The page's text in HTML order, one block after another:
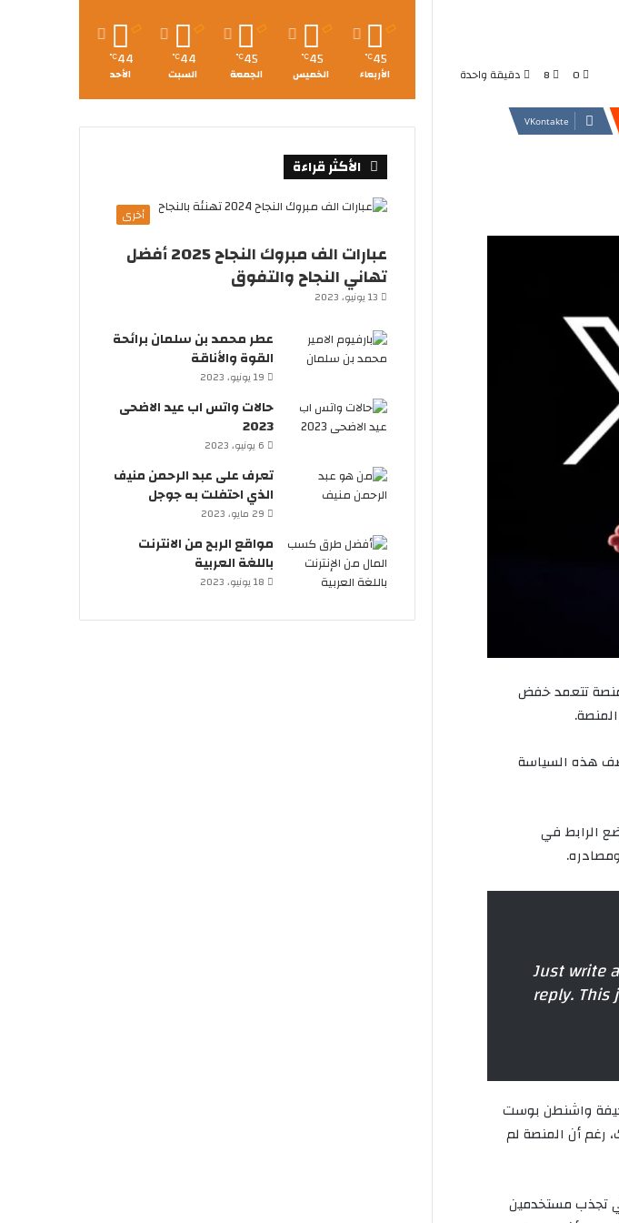
0
8 دقيقة واحدة
تتعمد خفض
هذه السياسة
الرابط في
Just write
reply.
واشنطن بوست
رغم أن المنصة لم
تجذب مستخدمين
45
℃
الأربعاء
45
℃
الخميس
45
℃
الجمعة
44
℃
السبت
44
℃
الأحد
الأكثر قراءة
أخرى
عبارات الف مبروك النجاح 2025 أفضل
تهاني النجاح والتفوق
13 يونيو، 2023
عطر محمد بن سلمان برائحة
القوة والأناقة
19 يونيو، 2023
حالات واتس اب عيد الاضحى
2023
6 يونيو، 2023
تعرف على عبد الرحمن منيف
الذي احتفلت به جوجل
29 مايو، 2023
مواقع الربح من الانترنت
باللغة العربية
18 يونيو، 2023